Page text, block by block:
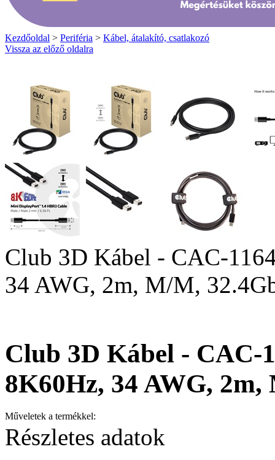
Kezdőoldal > Periféria > Kábel, átalakító, csatlakozó
Vissza az előző oldalra
Club 3D Kábel - CAC-
34 AWG, 2m, M/M,
Club 3D Kábel - CAC-
8K60Hz, 34 AWG,
Műveletek a termékkel:
Részletes adatok